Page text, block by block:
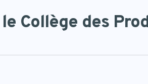
Collège des